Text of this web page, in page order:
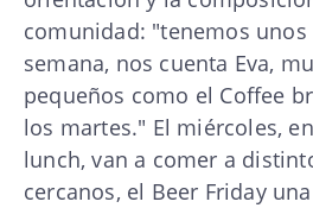
comunidad: "tenemos
semana, nos cuenta Eva,
pequeños como el Coffee
los martes." El miércoles,
lunch, van a comer a
cercanos, el Beer Friday